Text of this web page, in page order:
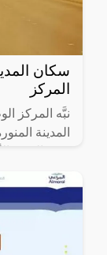
سكان
المركز
نبَّه المركز
المدينة